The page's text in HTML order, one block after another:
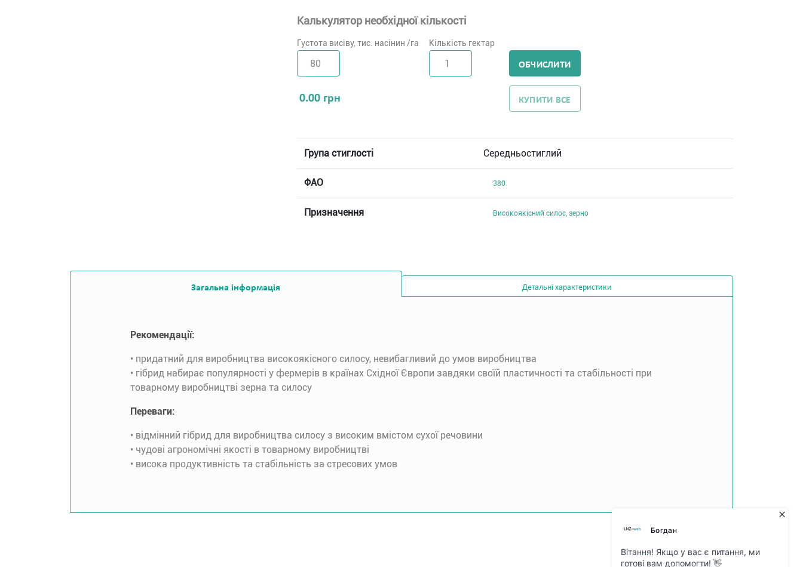
Калькулятор необхідної кількості
Густота висіву, тис. насінин /га Кількість гектар
ОБЧИСЛИТИ
0.00 грн КУПИТИ ВСЕ
Група стиглості Середньостиглий
ФАО 380
Призначення Високоякісний силос, зерно
Загальна інформація Детальні характеристики
Рекомендації:
• придатний для виробництва високоякісного силосу, невибагливий до умов виробництва
• гібрид набирає популярності у фермерів в країнах Східної Європи завдяки своїй пластичності та стабільності при
товарному виробництві зерна та силосу
Переваги:
• відмінний гібрид для виробництва силосу з високим вмістом сухої речовини
• чудові агрономічні якості в товарному виробництві
• висока продуктивність та стабільність за стресових умов